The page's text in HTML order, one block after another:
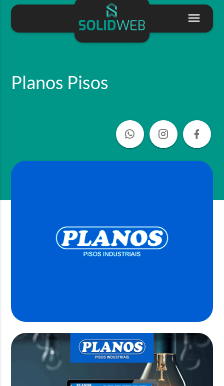
Planos Pisos